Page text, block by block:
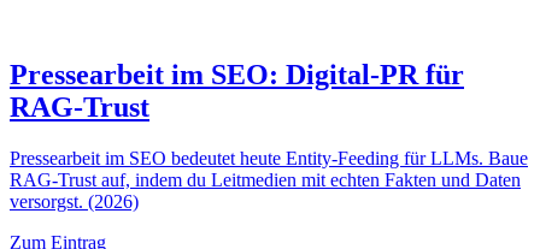
Pressearbeit im SEO: Digital-PR für
RAG-Trust
Pressearbeit im SEO bedeutet heute Entity-Feeding für LLMs. Baue
RAG-Trust auf, indem du Leitmedien mit echten Fakten und Daten
versorgst. (2026)
Zum Eintrag